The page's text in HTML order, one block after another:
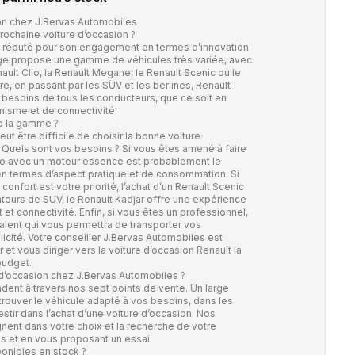
chez J.Bervas Automobiles
voiture d’occasion ?
pour son engagement en termes d’innovation
propose une gamme de véhicules très variée, avec
Clio, la Renault Megane, le Renault Scenic ou le
en passant par les SUV et les berlines, Renault
de tous les conducteurs, que ce soit en
et de connectivité.
la gamme ?
être difficile de choisir la bonne voiture
sont vos besoins ? Si vous êtes amené à faire
avec un moteur essence est probablement le
termes d’aspect pratique et de consommation. Si
est votre priorité, l’achat d’un Renault Scenic
de SUV, le Renault Kadjar offre une expérience
connectivité. Enfin, si vous êtes un professionnel,
qui vous permettra de transporter vos
Votre conseiller J.Bervas Automobiles est
vous diriger vers la voiture d’occasion Renault la
chez J.Bervas Automobiles ?
à travers nos sept points de vente. Un large
le véhicule adapté à vos besoins, dans les
dans l’achat d’une voiture d’occasion. Nos
dans votre choix et la recherche de votre
et en vous proposant un essai.
en stock ?